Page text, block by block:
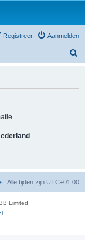
Aanmelden
Registreer
Alle tijden zijn UTC+01:00
Limited